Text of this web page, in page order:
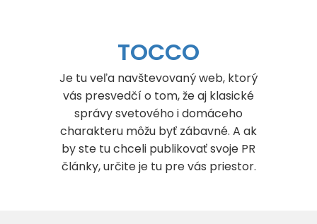
TOCCO
Je tu veľa navštevovaný web, ktorý
vás presvedčí o tom, že aj klasické
správy svetového i domáceho
charakteru môžu byť zábavné. A ak
by ste tu chceli publikovať svoje PR
články, určite je tu pre vás priestor.